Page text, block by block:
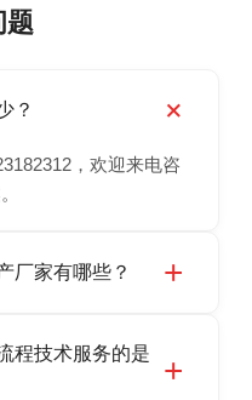
题
？
，欢迎来电咨
厂家有哪些？
铅芯、LNR 天然、
隔震支座，资质齐
程技术服务的是